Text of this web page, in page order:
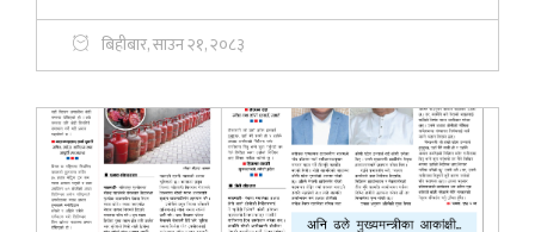
बिहीबार, साउन २१, २०८३